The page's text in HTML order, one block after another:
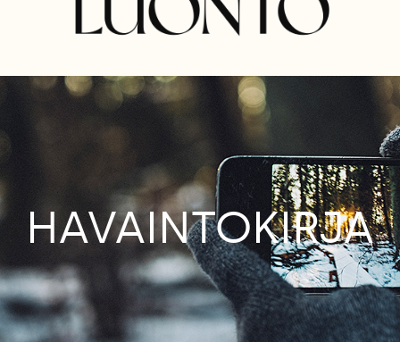
HAVAINTOKIRJA